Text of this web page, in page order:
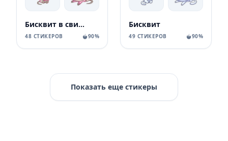
Бисквит в свитере
48 СТИКЕРОВ 90%
Бисквит
49 СТИКЕРОВ 90%
Показать еще стикеры